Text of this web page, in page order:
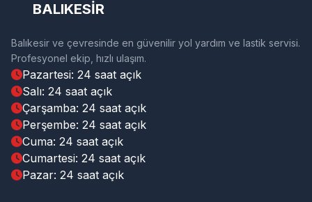
BALIKESİR
Balıkesir ve çevresinde en güvenilir yol yardım ve lastik servisi.
Profesyonel ekip, hızlı ulaşım.
Pazartesi: 24 saat açık
Salı: 24 saat açık
Çarşamba: 24 saat açık
Perşembe: 24 saat açık
Cuma: 24 saat açık
Cumartesi: 24 saat açık
Pazar: 24 saat açık